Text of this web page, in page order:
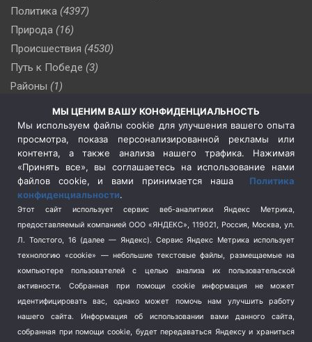
Политика (4397)
Природа (16)
Происшествия (4530)
Путь к Победе (3)
Районы (1)
(510)
Сельское хозяйство (3)
Социальная политика
(3)
Спецоперация в Украине
Спецоперация на Украине
(404)
Спорт (740)
Терроризм (1)
Транспорт (262)
Туризм (178)
Флот (76)
Школа и спорт (2)
МЫ ЦЕНИМ ВАШУ КОНФИДЕНЦИАЛЬНОСТЬ
Мы используем файлы cookie для улучшения вашего опыта
просмотра, показа персонализированной рекламы или
контента, а также анализа нашего трафика. Нажимая
«Принять все», вы соглашаетесь на использование нами
файлов cookie, и вами принимается наша Политика
конфиденциальности.
Этот сайт использует сервис веб-аналитики Яндекс Метрика,
предоставляемый компанией ООО «ЯНДЕКС», 119021, Россия, Москва, ул.
Л. Толстого, 16 (далее — Яндекс). Сервис Яндекс Метрика использует
технологию «cookie» — небольшие текстовые файлы, размещаемые на
компьютере пользователей с целью анализа их пользовательской
активности.
Собранная при помощи cookie информация не может
идентифицировать вас, однако может помочь нам улучшить работу
нашего сайта. Информация об использовании вами данного сайта,
собранная при помощи cookie, будет передаваться Яндексу и храниться